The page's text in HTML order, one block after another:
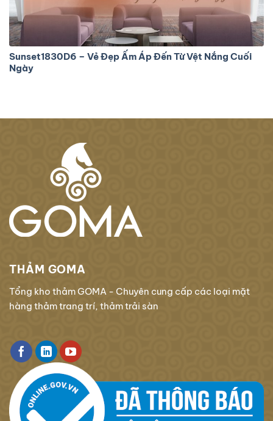
Sunset1830D6 – Vẻ Đẹp Ấm Áp Đến Từ Vệt Nắng Cuối
Ngày
THẢM GOMA
Tổng kho thảm GOMA - Chuyên cung cấp các loại mặt
hàng thảm trang trí, thảm trải sàn